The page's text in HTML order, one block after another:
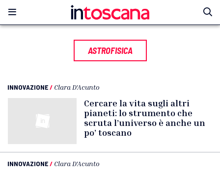
ASTROFISICA
INNOVAZIONE/ Clara D'Acunto
Cercare la vita sugli altri
pianeti: lo strumento che
scruta l’universo è anche un
po’ toscano
INNOVAZIONE/ Clara D'Acunto